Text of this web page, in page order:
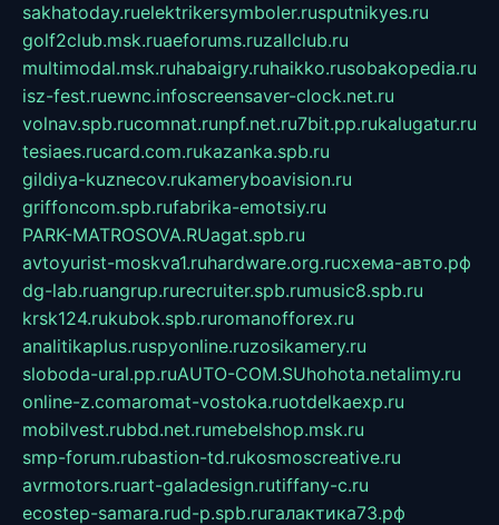
sakhatoday.ruelektrikersymboler.rusputnikyes.ru
golf2club.msk.ruaeforums.ruzallclub.ru
multimodal.msk.ruhabaigry.ruhaikko.rusobakopedia.ru
isz-fest.ruewnc.infoscreensaver-clock.net.ru
volnav.spb.rucomnat.runpf.net.ru7bit.pp.rukalugatur.ru
tesiaes.rucard.com.rukazanka.spb.ru
gildiya-kuznecov.rukameryboavision.ru
griffoncom.spb.rufabrika-emotsiy.ru
PARK-MATROSOVA.RUagat.spb.ru
avtoyurist-moskva1.ruhardware.org.ruсхема-авто.рф
dg-lab.ruangrup.rurecruiter.spb.rumusic8.spb.ru
krsk124.rukubok.spb.ruromanofforex.ru
analitikaplus.ruspyonline.ruzosikamery.ru
sloboda-ural.pp.ruAUTO-COM.SUhohota.netalimy.ru
online-z.comaromat-vostoka.ruotdelkaexp.ru
mobilvest.rubbd.net.rumebelshop.msk.ru
smp-forum.rubastion-td.rukosmoscreative.ru
avrmotors.ruart-galadesign.rutiffany-c.ru
ecostep-samara.rud-p.spb.ruгалактика73.рф